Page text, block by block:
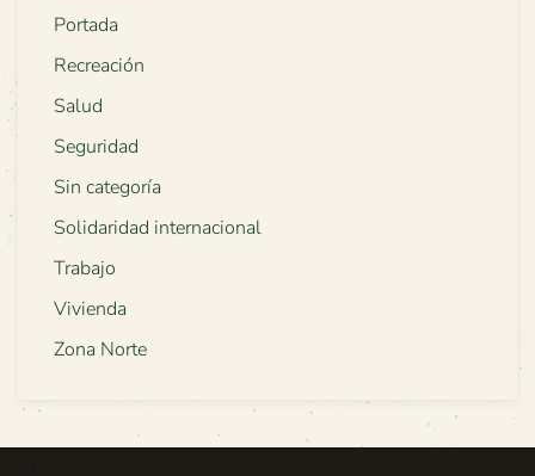
Portada
Recreación
Salud
Seguridad
Sin categoría
Solidaridad internacional
Trabajo
Vivienda
Zona Norte